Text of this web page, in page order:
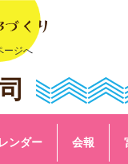
ージへ
ンダー 会報